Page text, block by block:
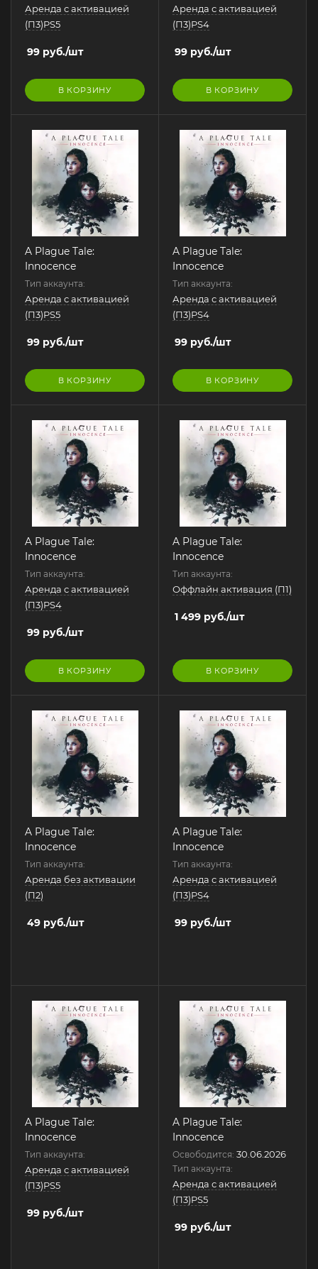
Аренда с активацией
(П3)PS5
99 руб./шт
В КОРЗИНУ
Аренда с активацией
(П3)PS4
99 руб./шт
В КОРЗИНУ
A Plague Tale:
Innocence
Тип аккаунта:
Аренда с активацией
(П3)PS5
99 руб./шт
В КОРЗИНУ
A Plague Tale:
Innocence
Тип аккаунта:
Аренда с активацией
(П3)PS4
99 руб./шт
В КОРЗИНУ
A Plague Tale:
Innocence
Тип аккаунта:
Аренда с активацией
(П3)PS4
99 руб./шт
В КОРЗИНУ
A Plague Tale:
Innocence
Тип аккаунта:
Оффлайн активация (П1)
1 499 руб./шт
В КОРЗИНУ
A Plague Tale:
Innocence
Тип аккаунта:
Аренда без активации
(П2)
49 руб./шт
A Plague Tale:
Innocence
Тип аккаунта:
Аренда с активацией
(П3)PS4
99 руб./шт
A Plague Tale:
Innocence
Тип аккаунта:
Аренда с активацией
(П3)PS5
99 руб./шт
A Plague Tale:
Innocence
Освободится: 30.06.2026
Тип аккаунта:
Аренда с активацией
(П3)PS5
99 руб./шт